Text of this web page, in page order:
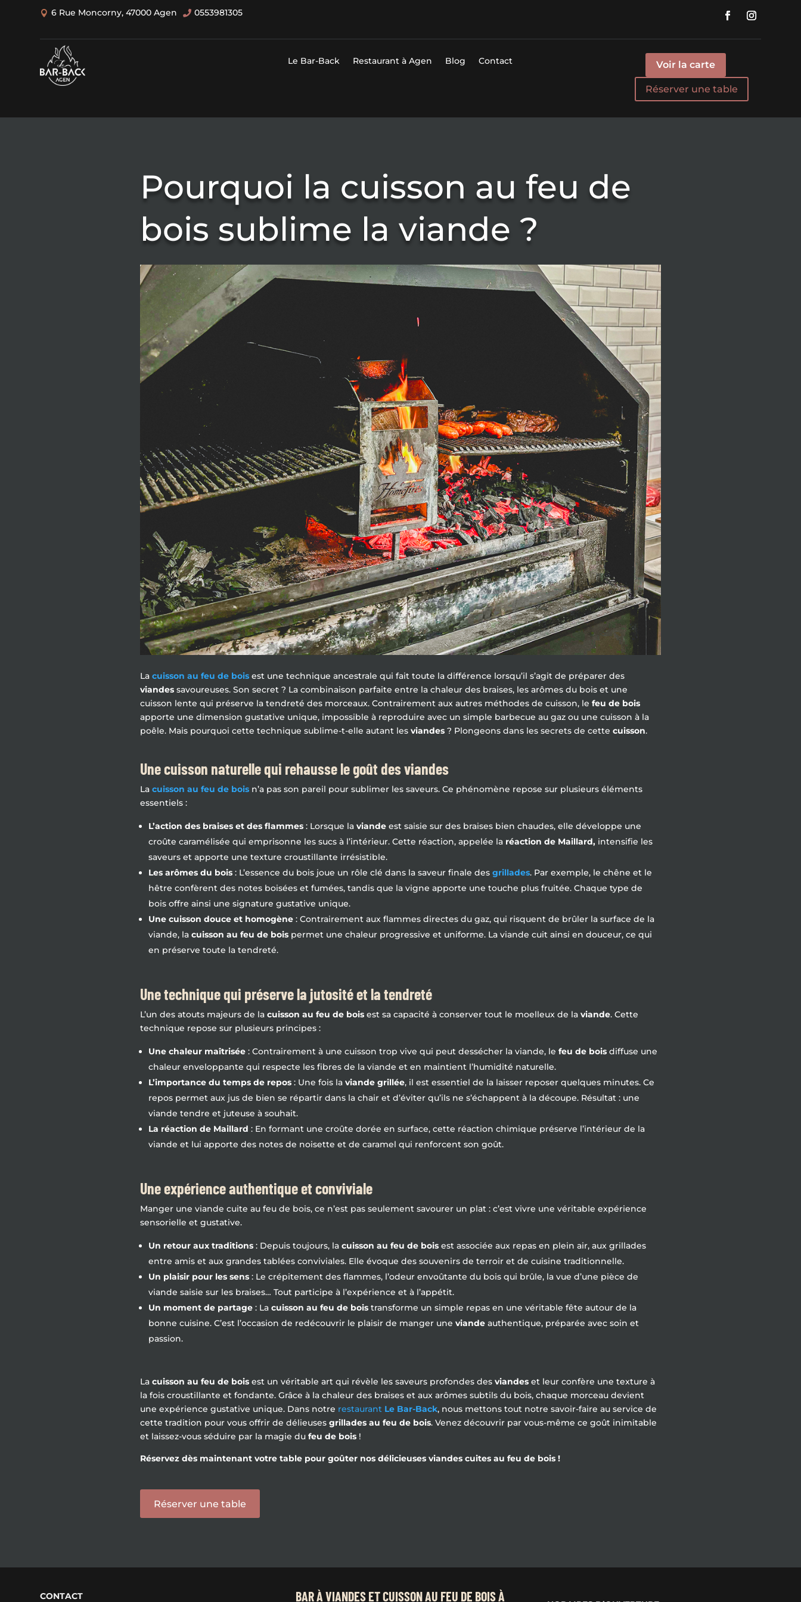
 6 Rue Moncorny, 47000 Agen  0553981305
Le Bar-Back Restaurant à Agen Blog Contact Voir la carte
Réserver une table
Pourquoi la cuisson au feu de
bois sublime la viande ?
Lacuisson au feu de bois est une technique ancestrale qui fait toute la différence lorsqu’il s’agit de préparer des
viandes savoureuses. Son secret ? La combinaison parfaite entre la chaleur des braises, les arômes du bois et une
cuisson lente qui préserve la tendreté des morceaux. Contrairement aux autres méthodes de cuisson, lefeu de bois
apporte une dimension gustative unique, impossible à reproduire avec un simple barbecue au gaz ou une cuisson à la
poêle. Mais pourquoi cette technique sublime-t-elle autant lesviandes ? Plongeons dans les secrets de cettecuisson.
Une cuisson naturelle qui rehausse le goût des viandes
La cuisson au feu de bois n’a pas son pareil pour sublimer les saveurs. Ce phénomène repose sur plusieurs éléments
essentiels :
L’action des braises et des flammes : Lorsque laviande est saisie sur des braises bien chaudes, elle développe une
croûte caramélisée qui emprisonne les sucs à l’intérieur. Cette réaction, appelée la réaction de Maillard, intensifie les
saveurs et apporte une texture croustillante irrésistible.
Les arômes du bois : L’essence du bois joue un rôle clé dans la saveur finale desgrillades. Par exemple, le chêne et le
hêtre confèrent des notes boisées et fumées, tandis que la vigne apporte une touche plus fruitée. Chaque type de
bois offre ainsi une signature gustative unique.
Une cuisson douce et homogène : Contrairement aux flammes directes du gaz, qui risquent de brûler la surface de la
viande, lacuisson au feu de bois permet une chaleur progressive et uniforme. La viande cuit ainsi en douceur, ce qui
en préserve toute la tendreté.
Une technique qui préserve la jutosité et la tendreté
L’un des atouts majeurs de lacuisson au feu de boisest sa capacité à conserver tout le moelleux de laviande. Cette
technique repose sur plusieurs principes :
Une chaleur maîtrisée : Contrairement à une cuisson trop vive qui peut dessécher la viande, lefeu de bois diffuse une
chaleur enveloppante qui respecte les fibres de la viande et en maintient l’humidité naturelle.
L’importance du temps de repos : Une fois la viande grillée, il est essentiel de la laisser reposer quelques minutes. Ce
repos permet aux jus de bien se répartir dans la chair et d’éviter qu’ils ne s’échappent à la découpe. Résultat : une
viande tendre et juteuse à souhait.
La réaction de Maillard : En formant une croûte dorée en surface, cette réaction chimique préserve l’intérieur de la
viande et lui apporte des notes de noisette et de caramel qui renforcent son goût.
Une expérience authentique et conviviale
Manger une viande cuite au feu de bois, ce n’est pas seulement savourer un plat : c’est vivre une véritable expérience
sensorielle et gustative.
Un retour aux traditions : Depuis toujours, lacuisson au feu de bois est associée aux repas en plein air, aux grillades
entre amis et aux grandes tablées conviviales. Elle évoque des souvenirs de terroir et de cuisine traditionnelle.
Un plaisir pour les sens : Le crépitement des flammes, l’odeur envoûtante du bois qui brûle, la vue d’une pièce de
viande saisie sur les braises… Tout participe à l’expérience et à l’appétit.
Un moment de partage : Lacuisson au feu de bois transforme un simple repas en une véritable fête autour de la
bonne cuisine. C’est l’occasion de redécouvrir le plaisir de manger uneviande authentique, préparée avec soin et
passion.
Lacuisson au feu de bois est un véritable art qui révèle les saveurs profondes desviandes et leur confère une texture à
la fois croustillante et fondante. Grâce à la chaleur des braises et aux arômes subtils du bois, chaque morceau devient
une expérience gustative unique. Dans notre restaurant Le Bar-Back, nous mettons tout notre savoir-faire au service de
cette tradition pour vous offrir de délieuses grillades au feu de bois. Venez découvrir par vous-même ce goût inimitable
et laissez-vous séduire par la magie du feu de bois !
Réservez dès maintenant votre table pour goûter nos délicieuses viandes cuites au feu de bois !
Réserver une table
CONTACT
BAR À VIANDES ET CUISSON AU FEU DE BOIS À